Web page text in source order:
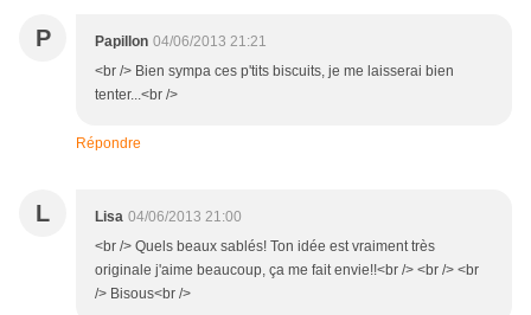
P Papillon 04/06/2013 21:21
<br /> Bien sympa ces p'tits biscuits, je me laisserai bien
tenter...<br />
Répondre
L Lisa 04/06/2013 21:00
<br /> Quels beaux sablés! Ton idée est vraiment très
originale j'aime beaucoup, ça me fait envie!!<br /> <br /> <br
/> Bisous<br />